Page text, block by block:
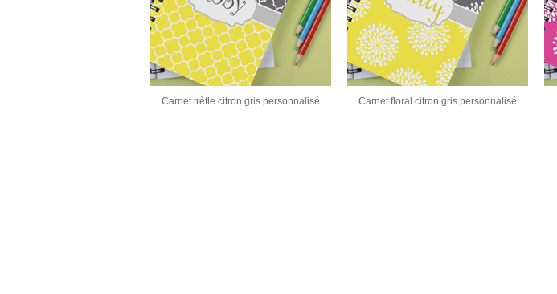
Carnet trèfle citron gris personnalisé Carnet floral citron gris personnalisé